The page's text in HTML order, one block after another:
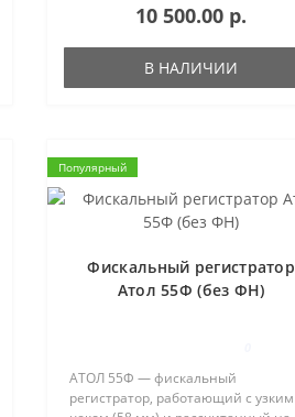
обеспечивает их передачу в
налоговые органы через оператора
фискальных да..
10 500.00 р.
В НАЛИЧИИ
Популярный
Фискальный регистратор
Атол 55Ф (без ФН)
АТОЛ 55Ф — фискальный
регистратор, работающий с узким